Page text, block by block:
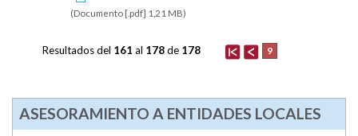
(Documento [.pdf] 1,21 MB)
9
Resultados del 161 al 178de 178
ASESORAMIENTO A ENTIDADES LOCALES